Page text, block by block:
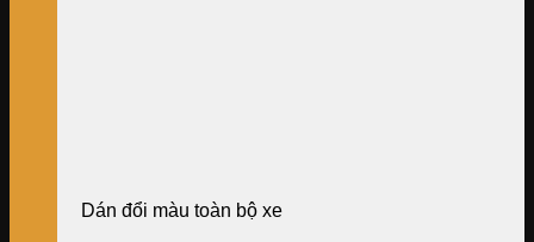
Dán đổi màu toàn bộ xe